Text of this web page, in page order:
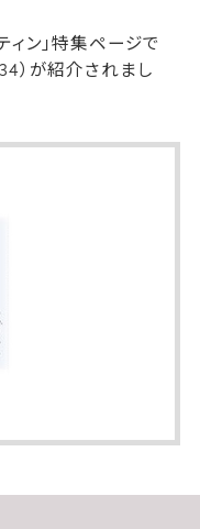
ィン」特集ページで
）が紹介されまし